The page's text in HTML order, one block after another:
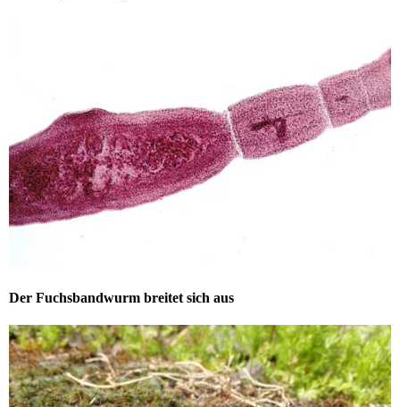
Der Fuchsbandwurm breitet sich aus